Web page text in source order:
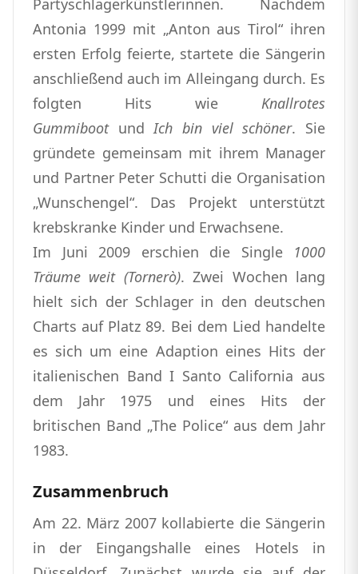
Partyschlagerkünstlerinnen. Nachdem
Antonia 1999 mit „Anton aus Tirol“ ihren
ersten Erfolg feierte, startete die Sängerin
anschließend auch im Alleingang durch. Es
folgten Hits wie Knallrotes
GummibootundIch bin viel schöner. Sie
gründete gemeinsam mit ihrem Manager
und Partner Peter Schutti die Organisation
„Wunschengel“. Das Projekt unterstützt
krebskranke Kinder und Erwachsene.
Im Juni 2009 erschien die Single 1000
Träume weit (Tornerò). Zwei Wochen lang
hielt sich der Schlager in den deutschen
Charts auf Platz 89. Bei dem Lied handelte
es sich um eine Adaption eines Hits der
italienischen Band I Santo California aus
dem Jahr 1975 und eines Hits der
britischen Band „The Police“ aus dem Jahr
1983.
Zusammenbruch
Am 22. März 2007 kollabierte die Sängerin
in der Eingangshalle eines Hotels in